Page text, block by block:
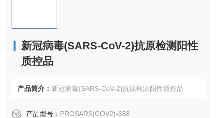
新冠病毒(SARS-CoV-2)抗原检测阳性
质控品
产品简介： 新冠病毒(SARS-CoV-2)抗原检测阳性质控品
产品型号： PROSARS(COV2)-658